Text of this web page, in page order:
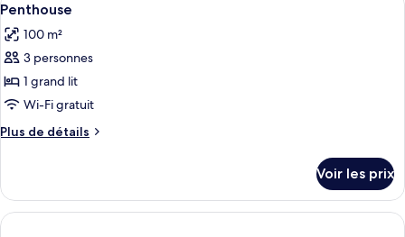
Double
de
Chambre
Double
toutes
les
photos
pour
ce
type
de
Penthouse
3
Penthouse
100 m²
3 personnes
1 grand lit
Wi-Fi gratuit
Plus de détails
Plus
le
type
de
Voir les prix